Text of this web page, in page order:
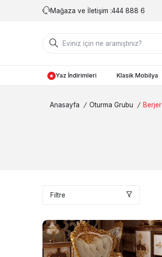
Mağaza ve İletişim :444 888 6
Yaz İndirimleri Klasik Mobilya
Anasayfa / Oturma Grubu / Berjer
Filtre